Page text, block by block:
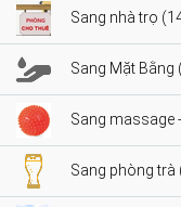
Sang nhà trọ
Sang Mặt Bằng
Sang massage
Sang phòng trà